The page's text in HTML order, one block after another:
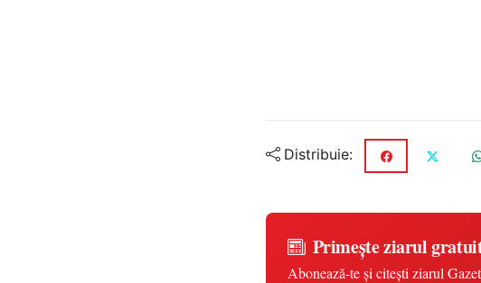
Distribuie:
Primește ziarul
Abonează-te și citești ziarul